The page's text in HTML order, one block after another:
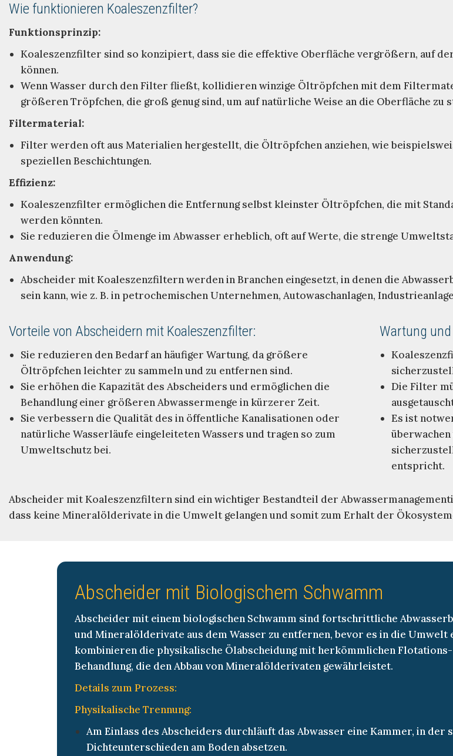
Wie funktionieren Koaleszenzfilter?
Funktionsprinzip:
Koaleszenzfilter sind so konzipiert, dass sie die effektive Oberfläche vergrößern, auf
können.
Wenn Wasser durch den Filter fließt, kollidieren winzige Öltröpfchen mit dem
größeren Tröpfchen, die groß genug sind, um auf natürliche Weise an die Oberfläche zu
Filtermaterial:
Filter werden oft aus Materialien hergestellt, die Öltröpfchen anziehen, wie
speziellen Beschichtungen.
Effizienz:
Koaleszenzfilter ermöglichen die Entfernung selbst kleinster Öltröpfchen, die mit
werden könnten.
Sie reduzieren die Ölmenge im Abwasser erheblich, oft auf Werte, die strenge
Anwendung:
Abscheider mit Koaleszenzfiltern werden in Branchen eingesetzt, in denen die
sein kann, wie z. B. in petrochemischen Unternehmen, Autowaschanlagen,
Vorteile von Abscheidern mit Koaleszenzfilter:
Sie reduzieren den Bedarf an häufiger Wartung, da größere
Öltröpfchen leichter zu sammeln und zu entfernen sind.
Sie erhöhen die Kapazität des Abscheiders und ermöglichen die
Behandlung einer größeren Abwassermenge in kürzerer Zeit.
Sie verbessern die Qualität des in öffentliche Kanalisationen oder
natürliche Wasserläufe eingeleiteten Wassers und tragen so zum
Umweltschutz bei.
Wartung
Die Filter
Es ist
entspricht.
Abscheider mit Koaleszenzfiltern sind ein wichtiger Bestandteil der
dass keine Mineralölderivate in die Umwelt gelangen und somit zum Erhalt der
Abscheider mit Biologischem Schwamm
Abscheider mit einem biologischen Schwamm sind fortschrittliche
und Mineralölderivate aus dem Wasser zu entfernen, bevor es in die
kombinieren die physikalische Ölabscheidung mit herkömmlichen
Behandlung, die den Abbau von Mineralölderivaten gewährleistet.
Details zum Prozess:
Physikalische Trennung:
Am Einlass des Abscheiders durchläuft das Abwasser eine Kammer, in
Dichteunterschieden am Boden absetzen.